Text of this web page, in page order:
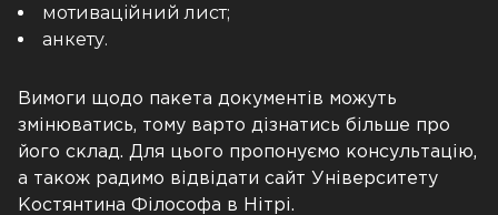
мотиваційний лист;
анкету.
Вимоги щодо пакета документів можуть
змінюватись, тому варто дізнатись більше про
його склад. Для цього пропонуємо консультацію,
а також радимо відвідати сайт Університету
Костянтина Філософа в Нітрі.